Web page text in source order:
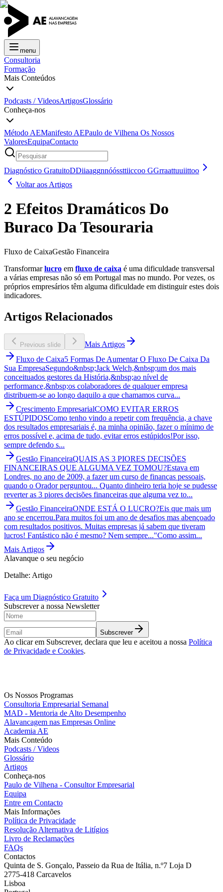
menu
Consultoria
Formação
Mais Conteúdos
Podcasts / VideosArtigosGlossário
Conheça-nos
Método AEManifesto AEPaulo de Vilhena Os Nossos
ValoresEquipaContacto
Diagnóstico GratuitoDDiiaaggnnóóssttiiccoo GGrraattuuiittoo
Voltar aos Artigos
2 Efeitos Dramáticos Do
Buraco Da Tesouraria
Fluxo de CaixaGestão Financeira
Transformarlucro em fluxo de caixa é uma dificuldade transversal
a várias empresas não só em Portugal mas no mundo. Por vezes, os
próprios empresários têm alguma dificuldade em distinguir estes dois
indicadores.
Artigos Relacionados
Previous slide
Mais Artigos
Fluxo de Caixa5 Formas De Aumentar O Fluxo De Caixa Da
Sua EmpresaSegundo&nbsp;Jack Welch,&nbsp;um dos mais
conceituados gestores da História,&nbsp;ao nível de
performance,&nbsp;os colaboradores de qualquer empresa
distribuem-se ao longo daquilo a que chamamos curva...
Crescimento EmpresarialCOMO EVITAR ERROS
ESTÚPIDOSComo tenho vindo a repetir com frequência, a chave
dos resultados empresariais é, na minha opinião, fazer o mínimo de
erros possível e, acima de tudo, evitar erros estúpidos!Por isso,
sempre defendo s...
Gestão FinanceiraQUAIS AS 3 PIORES DECISÕES
FINANCEIRAS QUE ALGUMA VEZ TOMOU?Estava em
Londres, no ano de 2009, a fazer um curso de finanças pessoais,
quando o Orador perguntou... Quanto dinheiro teria hoje se pudesse
reverter as 3 piores decisões financeiras que alguma vez to...
Gestão FinanceiraONDE ESTÁ O LUCRO?Eis que mais um
ano se encerrou.Para muitos foi um ano de desafios mas abençoado
com resultados positivos. Muitas empresas já sabem que tiveram
lucros! Fantástico não é mesmo? Nem sempre..."Como assim...
Mais Artigos
Alavanque o seu negócio
Detalhe: Artigo
Faça um Diagnóstico Gratuito
Subscrever a nossa Newsletter
Subscrever
Ao clicar em Subscrever, declara que leu e aceitou a nossa Política
de Privacidade e Cookies.
Os Nossos Programas
Consultoria Empresarial Semanal
MAD - Mentoria de Alto Desempenho
Alavancagem nas Empresas Online
Academia AE
Mais Conteúdo
Podcasts / Videos
Glossário
Artigos
Conheça-nos
Paulo de Vilhena - Consultor Empresarial
Equipa
Entre em Contacto
Mais Informações
Política de Privacidade
Resolução Alternativa de Litígios
Livro de Reclamações
FAQs
Contactos
Quinta de S. Gonçalo, Passeio da Rua de Itália, n.º7 Loja D
2775-418 Carcavelos
Lisboa